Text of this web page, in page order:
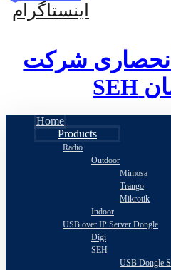
اینستاگرام
انحصاری شرکت
SEH
Home
Products
Radio
Outdoor
Mimosa
Trango
Mikrotik
Indoor
USB over IP Server Dongle
Digi
SEH
USB Dongle